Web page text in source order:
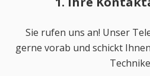
Sie rufen uns an! Unser
gerne vorab und schickt